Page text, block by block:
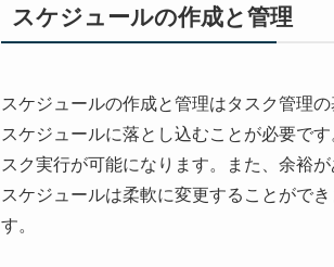
スケジュールの作成と管理
スケジュールの作成と管理はタスク管理
スケジュールに落とし込むことが必要で
スク実行が可能になります。また、余裕
スケジュールは柔軟に変更することがで
す。